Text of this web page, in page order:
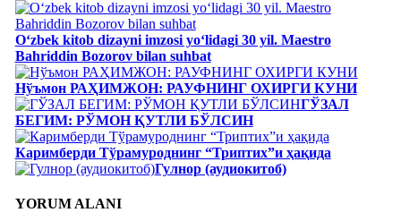
Oʻzbek kitob dizayni imzosi yoʻlidagi 30 yil. Maestro
Bahriddin Bozorov bilan suhbat
Нўъмон РАҲИМЖОН: РАУФНИНГ ОХИРГИ КУНИ
ГЎЗАЛ
БЕГИМ: РЎМОН ҚУТЛИ БЎЛСИН
Каримберди Тўрамуроднинг “Триптих”и ҳақида
Гулнор (аудиокитоб)
YORUM ALANI